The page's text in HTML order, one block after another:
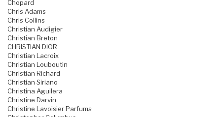
Chopard
Chris Adams
Chris Collins
Christian Audigier
Christian Breton
CHRISTIAN DIOR
Christian Lacroix
Christian Louboutin
Christian Richard
Christian Siriano
Christina Aguilera
Christine Darvin
Christine Lavoisier Parfums